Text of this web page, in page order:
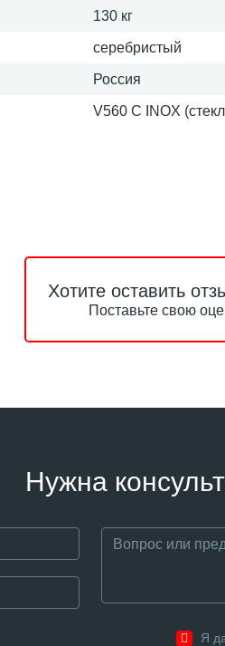
130 кг
серебристый
Россия
V560 С INOX
Хотите оставить
Поставьте свою
Нужна
Я